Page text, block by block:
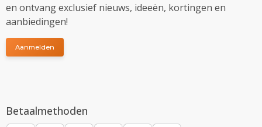
en ontvang exclusief nieuws, ideeën, kortingen en
aanbiedingen!
Aanmelden
Betaalmethoden